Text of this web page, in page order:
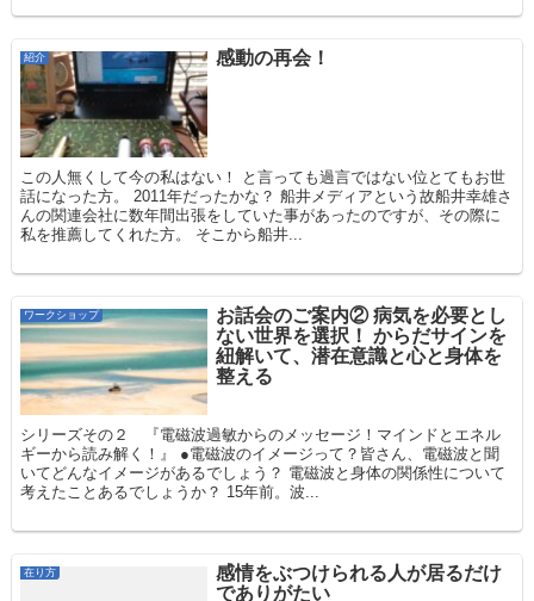
紹介 感動の再会！
この人無くして今の私はない！ と言っても過言ではない位とてもお世
話になった方。 2011年だったかな？ 船井メディアという故船井幸雄さ
んの関連会社に数年間出張をしていた事があったのですが、その際に
私を推薦してくれた方。 そこから船井...
ワークショップ
お話会のご案内② 病気を必要とし
ない世界を選択！ からだサインを
紐解いて、潜在意識と心と身体を
整える
シリーズその２ 『電磁波過敏からのメッセージ！マインドとエネル
ギーから読み解く！』 ●電磁波のイメージって？皆さん、電磁波と聞
いてどんなイメージがあるでしょう？ 電磁波と身体の関係性について
考えたことあるでしょうか？ 15年前。波...
在り方
感情をぶつけられる人が居るだけ
でありがたい